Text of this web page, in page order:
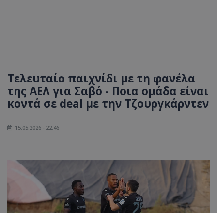
Τελευταίο παιχνίδι με τη φανέλα
της ΑΕΛ για Σαβό - Ποια ομάδα είναι
κοντά σε deal με την Τζουργκάρντεν
15.05.2026 - 22:46